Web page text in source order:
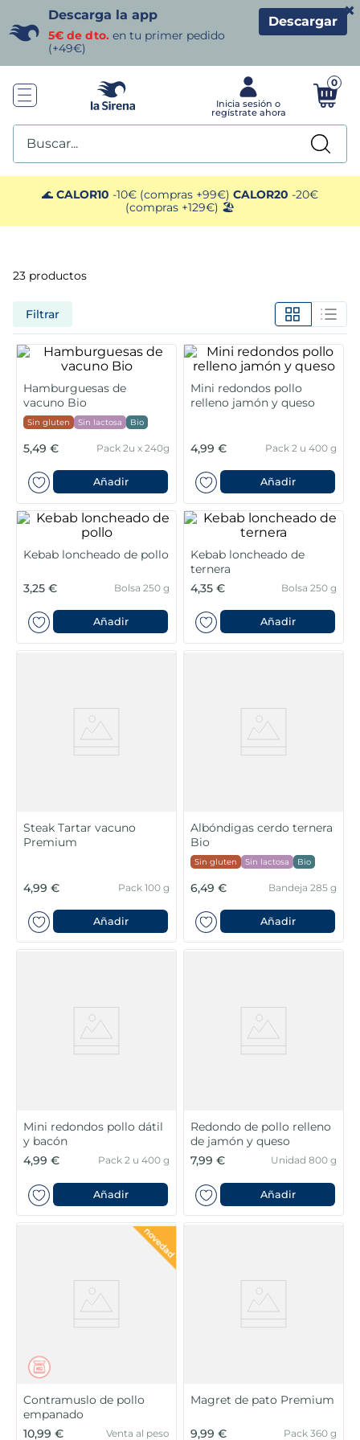
Descarga la app
5€ de dto. en tu primer pedido
(+49€)
Descargar
×
0
Buscar...
🌊 CALOR10 -10€ (compras +99€) CALOR20 -20€
(compras +129€) 🏖️
23 productos
Filtrar
Hamburguesas de
vacuno Bio
Sin gluten Sin lactosa Bio
5,49 € Pack 2u x 240g
Añadir
Mini redondos pollo
relleno jamón y queso
4,99 € Pack 2 u 400 g
Añadir
Kebab loncheado de pollo
3,25 € Bolsa 250 g
Añadir
Kebab loncheado de
ternera
4,35 €
Bolsa 250 g
Añadir
Steak Tartar vacuno
Premium
4,99 € Pack 100 g
Añadir
Albóndigas cerdo ternera
Bio
Sin gluten Sin lactosa Bio
6,49 € Bandeja 285 g
Añadir
Mini redondos pollo dátil
y bacón
4,99 €
Pack 2 u 400 g
Añadir
Redondo de pollo relleno
de jamón y queso
7,99 €
Unidad 800 g
Añadir
Contramuslo de pollo
empanado
10,99 €
Venta al peso
Magret de pato Premium
9,99 € Pack 360 g
TÉRMINOS MÁS BUSCADOS
1. helados sirena
2. gambas
patatas
4. gamba
. verduras
. croquetas
listísimos
10. pollo